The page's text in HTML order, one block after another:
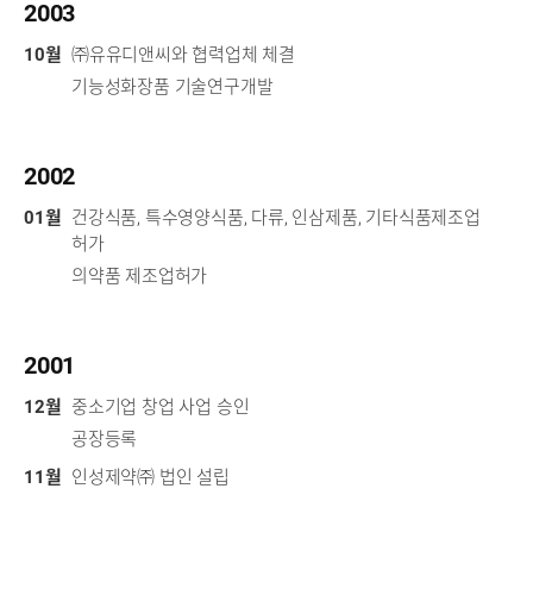
2003
10월 ㈜유유디앤씨와 협력업체 체결
기능성화장품 기술연구개발
2002
01월 건강식품, 특수영양식품, 다류, 인삼제품, 기타식품제조업
허가
의약품 제조업허가
2001
12월 중소기업 창업 사업 승인
공장등록
11월 인성제약㈜ 법인 설립